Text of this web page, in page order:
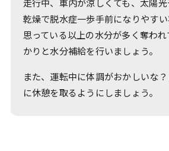
走行中、車内が涼しくても、太陽
乾燥で脱水症一歩手前になりやす
思っている以上の水分が多く奪わ
かりと水分補給を行いましょう。
また、運転中に体調がおかしいな
に休憩を取るようにしましょう。